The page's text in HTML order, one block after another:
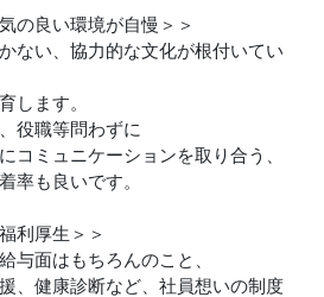
の良い環境が自慢＞＞
ない、協力的な文化が根付いてい
します。
役職等問わずに
コミュニケーションを取り合う、
率も良いです。
利厚生＞＞
与面はもちろんのこと、
、健康診断など、社員想いの制度